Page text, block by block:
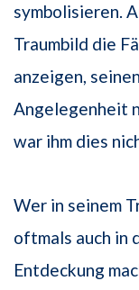
symbolisieren.
Traumbild die
anzeigen,
Angelegenheit
war ihm dies
Wer in seinem
oftmals auch in
Entdeckung